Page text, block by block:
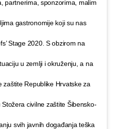
partnerima, sponzorima, malim
gastronomije koji su nas
Stage 2020. S obzirom na
u zemlji i okruženju, a na
zaštite Republike Hrvatske za
civilne zaštite Šibensko-
svih javnih događanja teška